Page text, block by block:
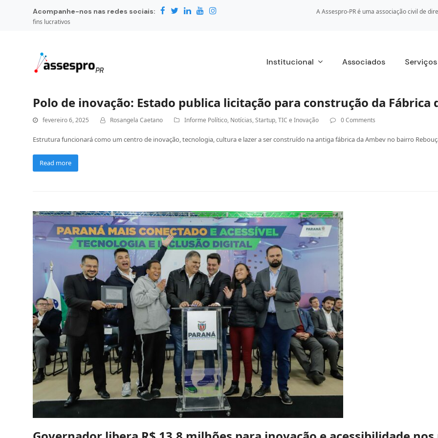
Acompanhe-nos nas redes sociais:
A Assespro-PR é uma associação civil de
fins lucrativos
Institucional Associados Serviços
Polo de inovação: Estado publica licitação para construção da Fábrica
fevereiro 6, 2025 Rosangela Caetano Informe Político, Notícias,Startup,TIC e Inovação 0 Comments
Estrutura funcionará como um centro de inovação, tecnologia, cultura e lazer a ser construído na antiga fábrica da Ambev no bairro
Read more